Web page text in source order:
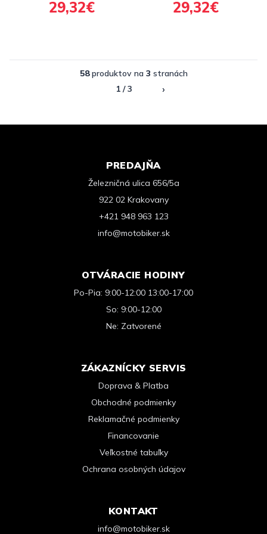
priemer čapu 10 mm)
29,32€
priemer čapu 6 mm)
29,32€
58produktov na 3 stranách
1 / 3
›
PREDAJŇA
Železničná ulica 656/5a
922 02 Krakovany
+421 948 963 123
info@motobiker.sk
OTVÁRACIE HODINY
Po-Pia: 9:00-12:00 13:00-17:00
So: 9:00-12:00
Ne: Zatvorené
ZÁKAZNÍCKY SERVIS
Doprava & Platba
Obchodné podmienky
Reklamačné podmienky
Financovanie
Veľkostné tabuľky
Ochrana osobných údajov
KONTAKT
info@motobiker.sk